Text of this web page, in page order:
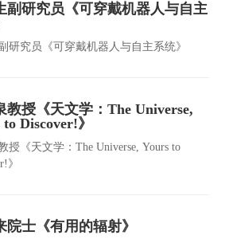
副研究员《可穿戴机器人与自主
研究员《可穿戴机器人与自主系统》
教授《天文学：The Universe,
Discover!》
授《天文学：The Universe, Yours to
》
院士《有用的辐射》